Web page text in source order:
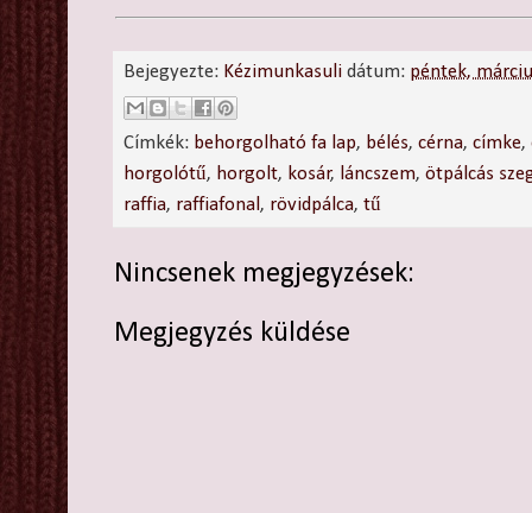
Bejegyezte: Kézimunkasuli dátum: péntek,
Címkék: behorgolható fa lap, bélés,cérna,címke,
horgolótű, horgolt, kosár, láncszem,ötpálcás
raffia, raffiafonal , rövidpálca,tű
Nincsenek megjegyzések:
Megjegyzés küldése